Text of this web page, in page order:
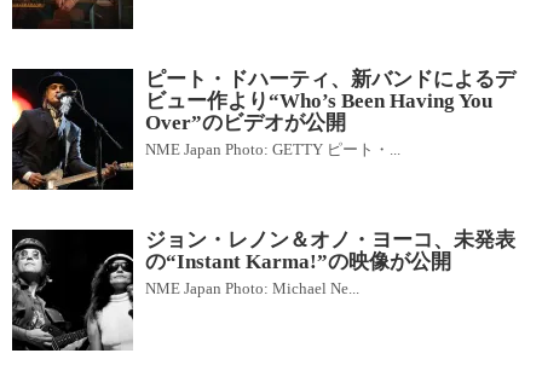
ピート・ドハーティ、新バンドによるデ
ビュー作より“Who’s Been Having You
Over”のビデオが公開
NME Japan Photo: GETTY ピート・...
ジョン・レノン＆オノ・ヨーコ、未発表
の“Instant Karma!”の映像が公開
NME Japan Photo: Michael Ne...